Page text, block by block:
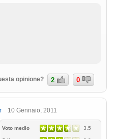
opinione? 2 0
10 Gennaio, 2011
Voto medio 3.5